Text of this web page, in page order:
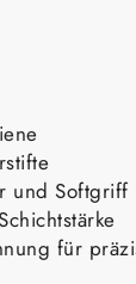
und Softgriff
für